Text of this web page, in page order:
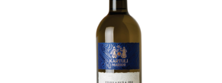
Водка Smirnoff Red Vodka 37,5%